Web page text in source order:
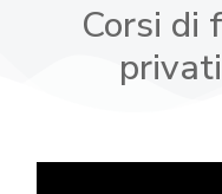
Corsi di